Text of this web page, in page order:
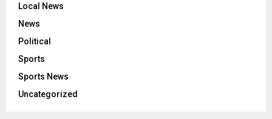
Local News
News
Political
Sports
Sports News
Uncategorized